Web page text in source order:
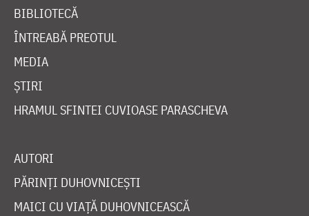
BIBLIOTECĂ
ÎNTREABĂ PREOTUL
MEDIA
ȘTIRI
HRAMUL SFINTEI CUVIOASE PARASCHEVA
AUTORI
PĂRINȚI DUHOVNICEȘTI
MAICI CU VIAȚĂ DUHOVNICEASCĂ